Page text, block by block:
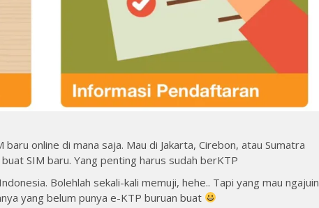
online di mana saja. Mau di Jakarta, Cirebon, atau Sumatra
SIM baru. Yang penting harus sudah berKTP
Bolehlah sekali-kali memuji, hehe.. Tapi yang mau ngajuin
yang belum punya e-KTP buruan buat